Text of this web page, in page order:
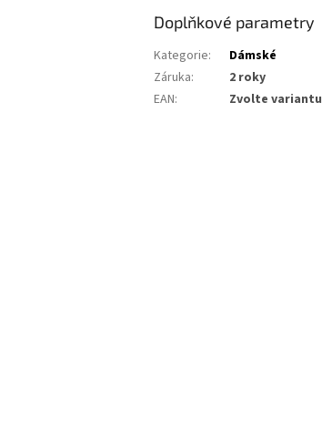
Doplňkové parametry
Kategorie:
Dámské
Záruka:
2 roky
EAN: Zvolte variantu